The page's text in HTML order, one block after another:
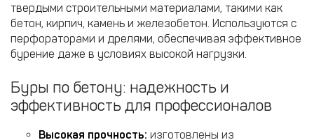
твердыми строительными материалами, такими как
бетон, кирпич, камень и железобетон. Используются с
перфораторами и дрелями, обеспечивая эффективное
бурение даже в условиях высокой нагрузки.
Буры по бетону: надежность и
эффективность для профессионалов
Высокая прочность: изготовлены из